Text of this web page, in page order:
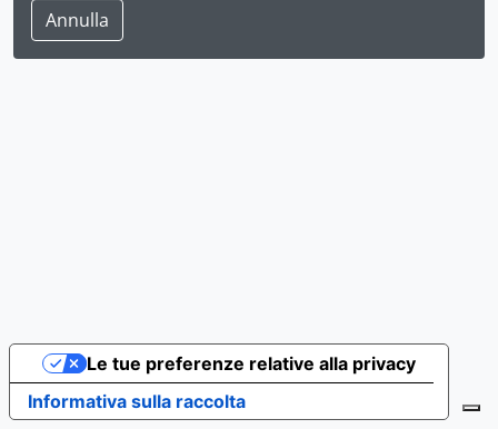
Annulla
Informativa sulla raccolta
Le tue preferenze relative alla privacy